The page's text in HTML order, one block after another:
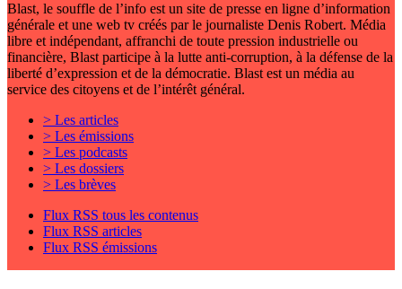
Blast, le souffle de l’info est un site de presse en ligne d’information
générale et une web tv créés par le journaliste Denis Robert. Média
libre et indépendant, affranchi de toute pression industrielle ou
financière, Blast participe à la lutte anti-corruption, à la défense de la
liberté d’expression et de la démocratie. Blast est un média au
service des citoyens et de l’intérêt général.
> Les articles
> Les émissions
> Les podcasts
> Les dossiers
> Les brèves
Flux RSS tous les contenus
Flux RSS articles
Flux RSS émissions